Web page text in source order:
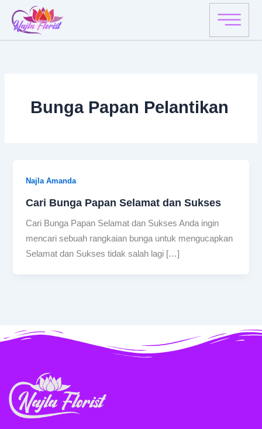
Bunga Papan Pelantikan
Najla Amanda
Cari Bunga Papan Selamat dan Sukses
Cari Bunga Papan Selamat dan Sukses Anda ingin
mencari sebuah rangkaian bunga untuk mengucapkan
Selamat dan Sukses tidak salah lagi […]